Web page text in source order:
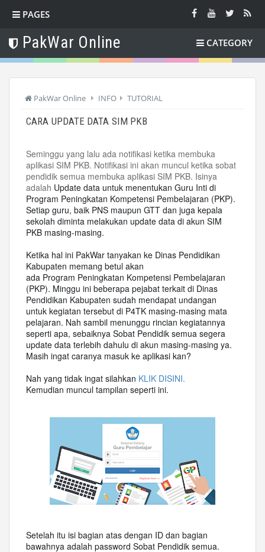
PAGES
PakWar Online CATEGORY
PakWar Online INFO TUTORIAL
CARA UPDATE DATA SIM PKB
Seminggu yang lalu ada notifikasi ketika membuka
aplikasi SIM PKB. Notifikasi ini akan muncul ketika sobat
pendidik semua membuka aplikasi SIM PKB. Isinya
adalah Update data untuk menentukan Guru Inti di
Program Peningkatan Kompetensi Pembelajaran (PKP).
Setiap guru, baik PNS maupun GTT dan juga kepala
sekolah diminta melakukan update data di akun SIM
PKB masing-masing.
Ketika hal ini PakWar tanyakan ke Dinas Pendidikan
Kabupaten memang betul akan
ada Program Peningkatan Kompetensi Pembelajaran
(PKP). Minggu ini beberapa pejabat terkait di Dinas
Pendidikan Kabupaten sudah mendapat undangan
untuk kegiatan tersebut di P4TK masing-masing mata
pelajaran. Nah sambil menunggu rincian kegiatannya
seperti apa, sebaiknya Sobat Pendidik semua segera
update data terlebih dahulu di akun masing-masing ya.
Masih ingat caranya masuk ke aplikasi kan?
Nah yang tidak ingat silahkan KLIK DISINI.
Kemudian muncul tampilan seperti ini.
Setelah itu isi bagian atas dengan ID dan bagian
bawahnya adalah password Sobat Pendidik semua.